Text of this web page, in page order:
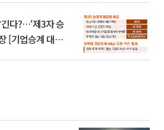
다?…‘제3자 승
[기업승계 대전